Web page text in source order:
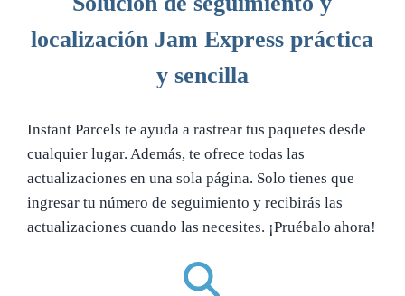
localización Jam Express práctica
y sencilla
Instant Parcels te ayuda a rastrear tus paquetes desde
cualquier lugar. Además, te ofrece todas las
actualizaciones en una sola página. Solo tienes que
ingresar tu número de seguimiento y recibirás las
actualizaciones cuando las necesites. ¡Pruébalo ahora!